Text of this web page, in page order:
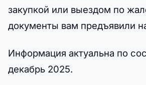
закупкой или выездом по
документы вам предъявили
Информация актуальна по
декабрь 2025.